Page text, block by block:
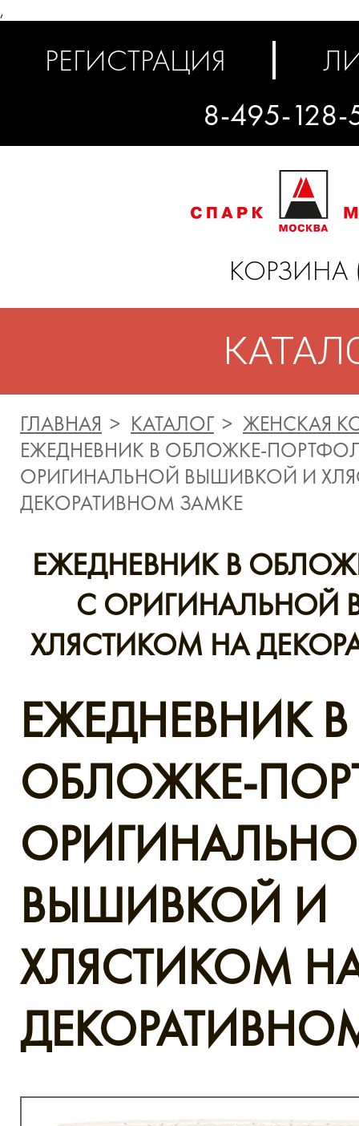
,
РЕГИСТРАЦИЯ
8-495-128-
КОРЗИНА
ГЛАВНАЯ КАТАЛОГ
ЖЕНСКАЯ
ЕЖЕДНЕВНИК В ОБЛОЖКЕ-
ОРИГИНАЛЬНОЙ ВЫШИВКОЙ И
ДЕКОРАТИВНОМ ЗАМКЕ
ЕЖЕДНЕВНИК В
C ОРИГИНАЛЬНОЙ
ХЛЯСТИКОМ НА
ЕЖЕДНЕВНИК В
ОБЛОЖКЕ-
ВЫШИВКОЙ И
ХЛЯСТИКОМ